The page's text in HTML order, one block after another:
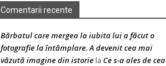
Comentarii recente
Bărbatul care mergea la iubita lui a făcut o
fotografie la întâmplare. A devenit cea mai
văzută imagine din istorie la Ce s-a ales de cea